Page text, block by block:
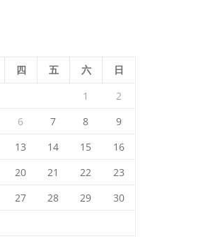
四 五 六
日
1
2
6 7 8
9
13 14 15
16
20 21 22
23
27 28 29
30